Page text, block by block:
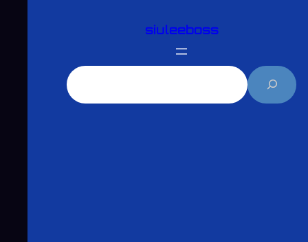
siuleeboss